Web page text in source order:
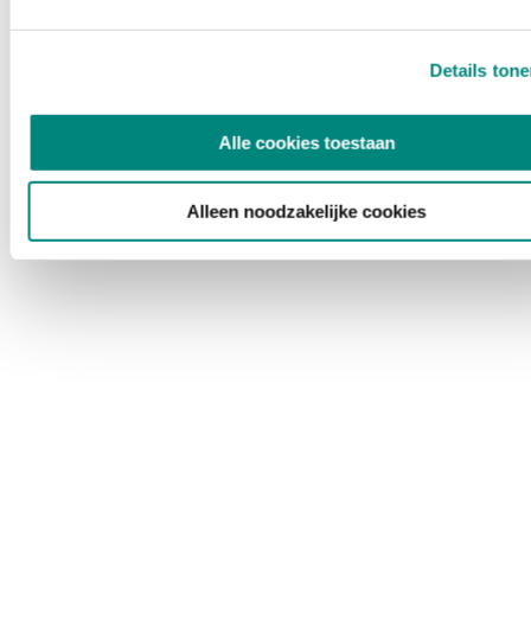
Details
Alle cookies toestaan
Alleen noodzakelijke cookies